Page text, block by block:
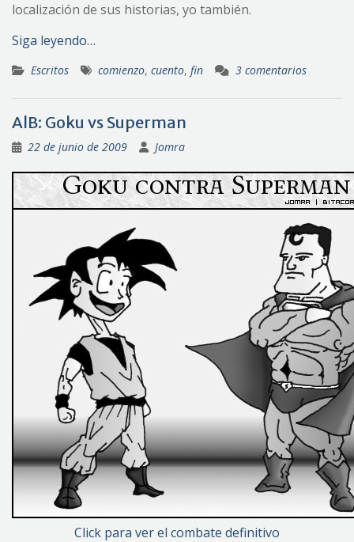
localización de sus historias, yo también.
Siga leyendo…
Escritos comienzo, cuento, fin 3 comentarios
AlB: Goku vs Superman
22 de junio de 2009 Jomra
Click para ver el combate definitivo